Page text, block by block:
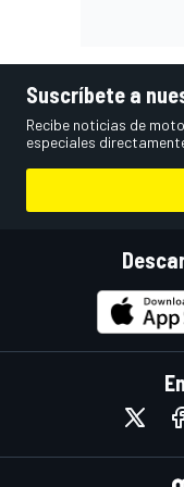
Suscríbete a
Recibe noticias de
especiales